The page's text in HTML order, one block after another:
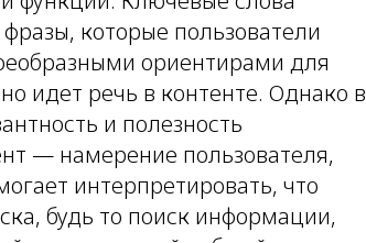
которые пользователи
ориентирами для
идет речь в контенте. Однако в
и полезность
— намерение пользователя,
интерпретировать, что
будь то поиск информации,